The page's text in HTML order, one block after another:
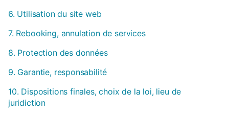
6. Utilisation du site web
7. Rebooking, annulation de services
8. Protection des données
9. Garantie, responsabilité
10. Dispositions finales, choix de la loi, lieu de
juridiction